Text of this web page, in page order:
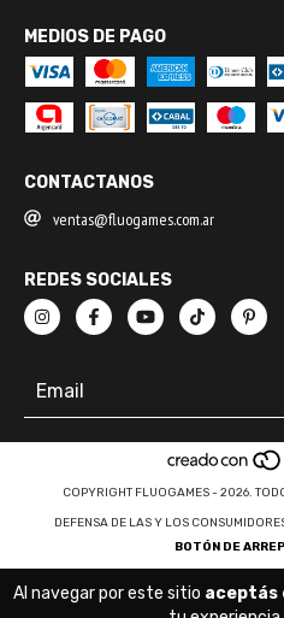
Al navegar por este sitio aceptás
MEDIOS DE PAGO
CONTACTANOS
ventas@fluogames.com.ar
REDES SOCIALES
COPYRIGHT FLUOGAMES - 2026.
DEFENSA DE LAS Y LOS
BOTÓN DE